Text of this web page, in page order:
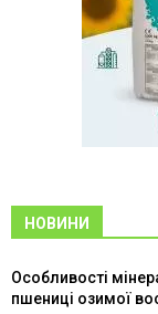
НОВИНИ
Особливості
пшениці озимої